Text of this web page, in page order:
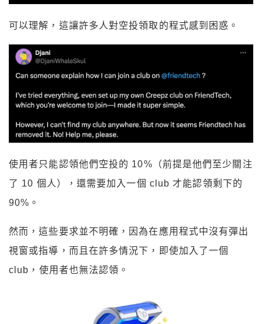
可以理解，這讓許多人對空投領取的程式感到困惑。
使用者只能認領他們空投的 10%（前提是他們至少關注
了 10 個人），還需要加入一個 club 才能認領剩下的
90%。
然而，這些要求並不明確，因為在應用程式中沒有彈出
視窗或指導，而且在許多情況下，即使加入了一個
club，使用者也無法認領。